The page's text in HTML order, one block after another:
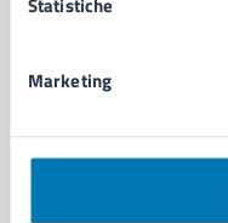
Marketing
Imprese e commercio
Servizi Cimiteriali